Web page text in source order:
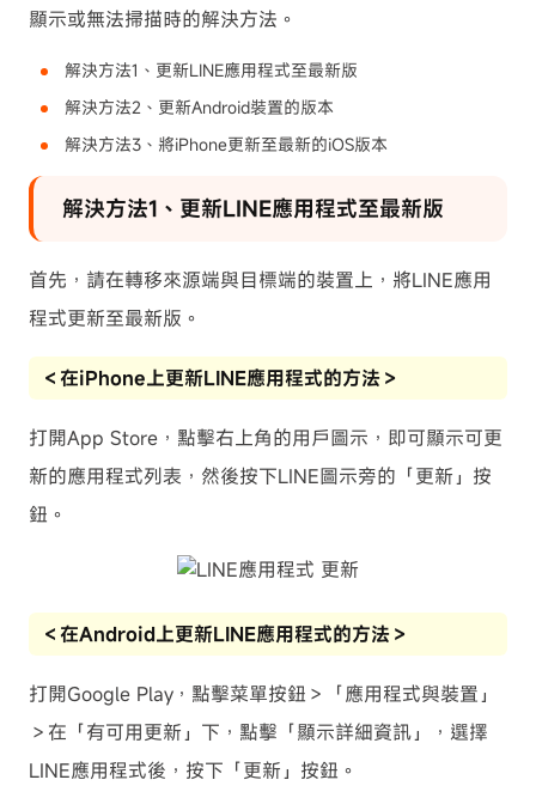
顯示或無法掃描時的解決方法。
解決方法1、更新LINE應用程式至最新版
解決方法2、更新Android裝置的版本
解決方法3、將iPhone更新至最新的iOS版本
解決方法1、更新LINE應用程式至最新版
首先，請在轉移來源端與目標端的裝置上，將LINE應用
程式更新至最新版。
＜在iPhone上更新LINE應用程式的方法＞
打開App Store，點擊右上角的用戶圖示，即可顯示可更
新的應用程式列表，然後按下LINE圖示旁的「更新」按
鈕。
＜在Android上更新LINE應用程式的方法＞
打開Google Play，點擊菜單按鈕＞「應用程式與裝置」
＞在「有可用更新」下，點擊「顯示詳細資訊」，選擇
LINE應用程式後，按下「更新」按鈕。